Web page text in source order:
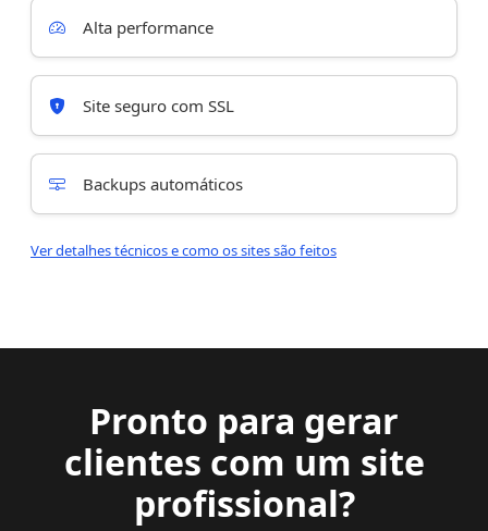
Alta performance
Site seguro com SSL
Backups automáticos
Ver detalhes técnicos e como os sites são feitos
Pronto para gerar
clientes com um site
profissional?